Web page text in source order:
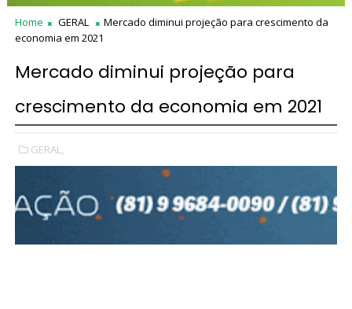
Home GERAL
Mercado diminui projeção para crescimento da
economia em 2021
Mercado diminui projeção para
crescimento da economia em 2021
GERAL,